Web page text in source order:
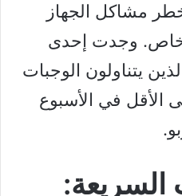
مشاكل الجهاز
وجدت إحدى
يتناولون الوجبات
الأقل في الأسبوع
السريعة: